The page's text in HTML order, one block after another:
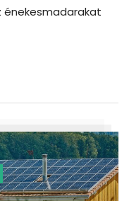
énekesmadarakat